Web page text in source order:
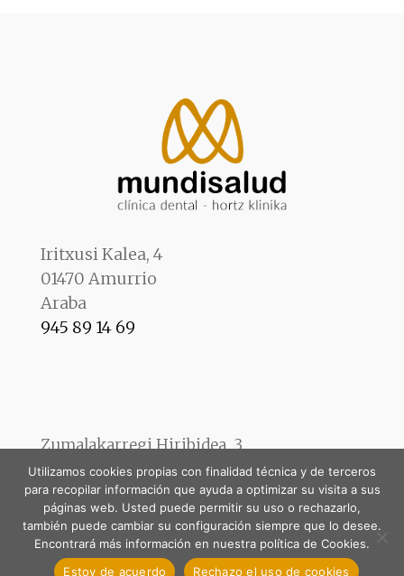
Iritxusi Kalea, 4
01470 Amurrio
Araba
945 89 14 69
Zumalakarregi Hiribidea, 3
01400 Llodio
Araba
946 72 19 27
Utilizamos cookies propias con finalidad técnica y de terceros
para recopilar información que ayuda a optimizar su visita a sus
páginas web. Usted puede permitir su uso o rechazarlo,
también puede cambiar su configuración siempre que lo desee.
Encontrará más información en nuestra política de Cookies.
Estoy de acuerdo
Rechazo el uso de cookies